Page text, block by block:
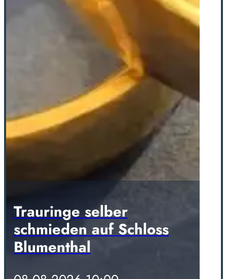
Trauringe selber
schmieden auf Schloss
Blumenthal